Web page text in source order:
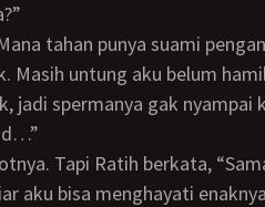
Masih untung aku belum
jadi spermanya gak
aku bisa menghayati